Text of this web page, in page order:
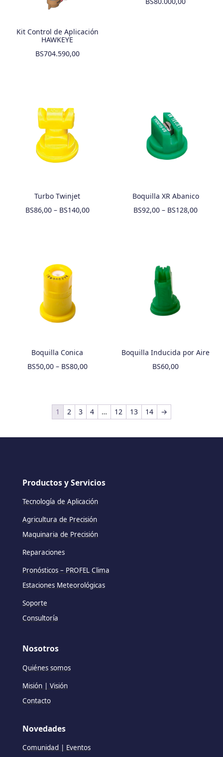
Kit Control de Aplicación
HAWKEYE
BS704.590,00
Turbo Twinjet
BS86,00– BS140,00
Boquilla XR Abanico
BS92,00 – BS128,00
Boquilla Conica
BS50,00– BS80,00
Boquilla Inducida por Aire
BS60,00
1 2 3 4 … 12 13 14 →
Productos y Servicios
Tecnología de Aplicación
Agricultura de Precisión
Maquinaria de Precisión
Reparaciones
Pronósticos – PROFEL Clima
Estaciones Meteorológicas
Soporte
Consultoría
Nosotros
Quiénes somos
Misión | Visión
Contacto
Novedades
Comunidad | Eventos